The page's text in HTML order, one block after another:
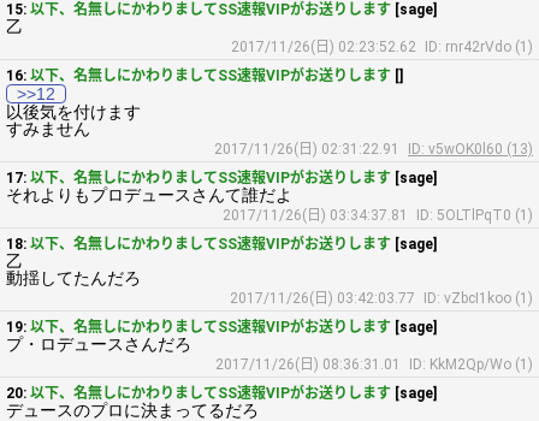
15: 以下、名無しにかわりましてSS速報VIPがお送りします [sage]
乙
2017/11/26(日) 02:23:52.62
ID: rnr42rVdo (1)
16: 以下、名無しにかわりましてSS速報VIPがお送りします []
>>12
以後気を付けます
すみません
2017/11/26(日) 02:31:22.91
ID: v5wOK0l60 (13)
17: 以下、名無しにかわりましてSS速報VIPがお送りします [sage]
それよりもプロデュースさんて誰だよ
2017/11/26(日) 03:34:37.81
ID: 5OLTlPqT0 (1)
18: 以下、名無しにかわりましてSS速報VIPがお送りします [sage]
乙
動揺してたんだろ
2017/11/26(日) 03:42:03.77
ID: vZbcI1koo (1)
19: 以下、名無しにかわりましてSS速報VIPがお送りします [sage]
プ・ロデュースさんだろ
2017/11/26(日) 08:36:31.01
ID: KkM2Qp/Wo (1)
20: 以下、名無しにかわりましてSS速報VIPがお送りします [sage]
デュースのプロに決まってるだろ